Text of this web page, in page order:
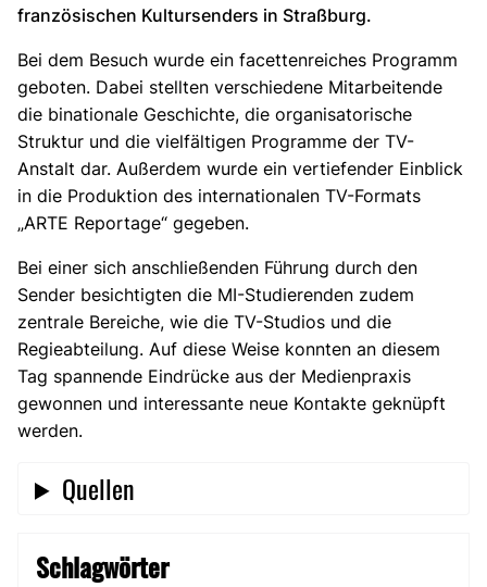
französischen Kultursenders in Straßburg.
Bei dem Besuch wurde ein facettenreiches Programm
geboten. Dabei stellten verschiedene Mitarbeitende
die binationale Geschichte, die organisatorische
Struktur und die vielfältigen Programme der TV-
Anstalt dar. Außerdem wurde ein vertiefender Einblick
in die Produktion des internationalen TV-Formats
„ARTE Reportage“ gegeben.
Bei einer sich anschließenden Führung durch den
Sender besichtigten die MI-Studierenden zudem
zentrale Bereiche, wie die TV-Studios und die
Regieabteilung. Auf diese Weise konnten an diesem
Tag spannende Eindrücke aus der Medienpraxis
gewonnen und interessante neue Kontakte geknüpft
werden.
Quellen
Schlagwörter